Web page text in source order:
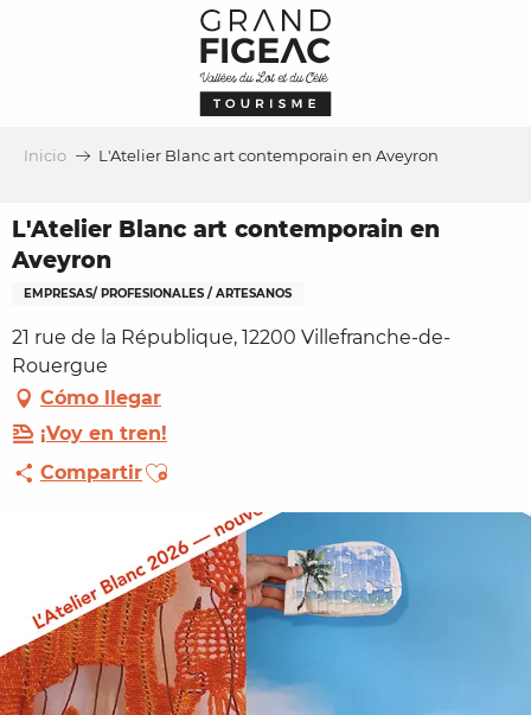
Inicio L'Atelier Blanc art contemporain en Aveyron
L'Atelier Blanc art contemporain en
Aveyron
EMPRESAS/ PROFESIONALES / ARTESANOS
21 rue de la République, 12200 Villefranche-de-
Rouergue
Cómo llegar
¡Voy en tren!
CompartirAjouter aux favoris